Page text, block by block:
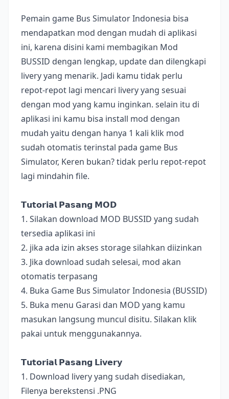
Pemain game Bus Simulator Indonesia bisa
mendapatkan mod dengan mudah di aplikasi
ini, karena disini kami membagikan Mod
BUSSID dengan lengkap, update dan dilengkapi
livery yang menarik. Jadi kamu tidak perlu
repot-repot lagi mencari livery yang sesuai
dengan mod yang kamu inginkan. selain itu di
aplikasi ini kamu bisa install mod dengan
mudah yaitu dengan hanya 1 kali klik mod
sudah otomatis terinstal pada game Bus
Simulator, Keren bukan? tidak perlu repot-repot
lagi mindahin file.
𝗧𝘂𝘁𝗼𝗿𝗶𝗮𝗹 𝗣𝗮𝘀𝗮𝗻𝗴 𝗠𝗢𝗗
1. Silakan download MOD BUSSID yang sudah
tersedia aplikasi ini
2. jika ada izin akses storage silahkan diizinkan
3. Jika download sudah selesai, mod akan
otomatis terpasang
4. Buka Game Bus Simulator Indonesia (BUSSID)
5. Buka menu Garasi dan MOD yang kamu
masukan langsung muncul disitu. Silakan klik
pakai untuk menggunakannya.
𝗧𝘂𝘁𝗼𝗿𝗶𝗮𝗹 𝗣𝗮𝘀𝗮𝗻𝗴 𝗟𝗶𝘃𝗲𝗿𝘆
1. Download livery yang sudah disediakan,
Filenya berekstensi .PNG